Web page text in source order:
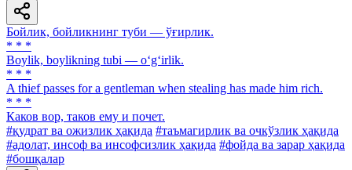
Бойлик, бойликнинг туби — ўғирлик.
* * *
Boylik, boylikning tubi — o‘g‘irlik.
* * *
A thief passes for a gentleman when stealing has made him rich.
* * *
Каков вор, таков ему и почет.
#қудрат ва ожизлик ҳақида #таъмагирлик ва очкўзлик ҳақида
#адолат, инсоф ва инсофсизлик ҳақида #фойда ва зарар ҳақида
#бошқалар